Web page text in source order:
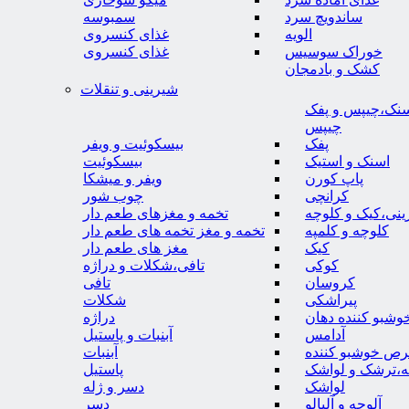
ساندویچ سرد
الویه
خوراک سوسیس
کشک و بادمجان
سمبوسه
غذای کنسروی
غذای کنسروی
شیرینی و تنقلات
و پفک
چیپس
پفک
اسنک و استیک
پاپ کورن
کرانچی
و کلوچه
کلوچه و کلمپه
کیک
کوکی
کروسان
پیراشکی
کننده دهان
آدامس
خوشبو کننده
و لواشک
لواشک
آلوچه و آلبالو
بیسکوئیت و ویفر
بیسکوئیت
ویفر و میشکا
چوب شور
تخمه و مغزهای طعم دار
تخمه و مغز تخمه های طعم دار
مغز های طعم دار
تافی،شکلات و دراژه
تافی
شکلات
دراژه
آبنبات و پاستیل
آبنبات
پاستیل
دسر و ژله
دسر